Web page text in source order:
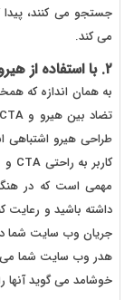
جستجو می کنند،
می کند.
۲. با استفاده از هیرو هدر سایت، تضاد (Contrast) ایجاد کنید
طراحی هیرو اشتباهی
مهمی است که در
هدر وب سایت شما می
خوشامد می گوید آنها